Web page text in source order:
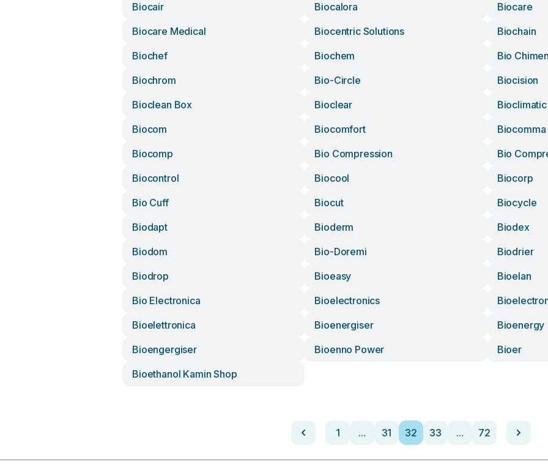
Biocair
Biocalora
Biocare
Biocare Medical
Biocentric Solutions
Biochain
Biochef
Biochem
Bio
Biochrom
Bio-Circle
Biocision
Bioclean Box
Bioclear
Bioclimatic
Biocom
Biocomfort
Biocomma
Biocomp
Bio Compression
Bio
Biocontrol
Biocool
Biocorp
Bio Cuff
Biocut
Biocycle
Biodapt
Bioderm
Biodex
Biodom
Bio-Doremi
Biodrier
Biodrop
Bioeasy
Bioelan
Bio Electronica
Bioelectronics
Bioelettronica
Bioenergiser
Bioenergy
Bioengergiser
Bioenno Power
Bioer
Bioethanol Kamin Shop
1 ... 31 32 33 ... 72